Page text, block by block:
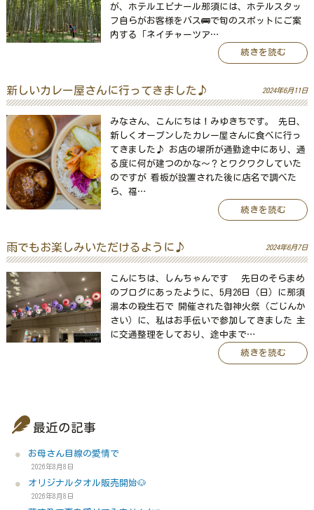
が、ホテルエピナール那須には、ホテルスタッ
フ自らがお客様をバス🚌で旬のスポットにご案
内する「ネイチャーツア…
続きを読む
新しいカレー屋さんに行ってきました♪ 2024年6月11日
みなさん、こんにちは！みゆきちです。 先日、
新しくオープンしたカレー屋さんに食べに行っ
てきました♪ お店の場所が通勤途中にあり、通
る度に何が建つのかな〜？とワクワクしていた
のですが 看板が設置された後に店名で調べた
ら、福…
続きを読む
雨でもお楽しみいただけるように♪ 2024年6月7日
こんにちは、しんちゃんです 先日のそらまめ
のブログにあったように、5月26日（日）に那須
湯本の殺生石で 開催された御神火祭（ごじんか
さい）に、私はお手伝いで参加してきました 主
に交通整理をしており、途中まで…
続きを読む
最近の記事
お母さん目線の愛情で
2026年8月8日
オリジナルタオル販売開始🐶
2026年8月8日